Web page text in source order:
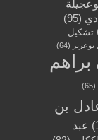
(95)
تشكيل
(64)
(65)
بن
عبد